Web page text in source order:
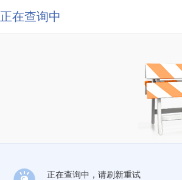
正在查询中
正在查询中，请刷新重试